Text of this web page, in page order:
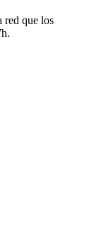
red que los